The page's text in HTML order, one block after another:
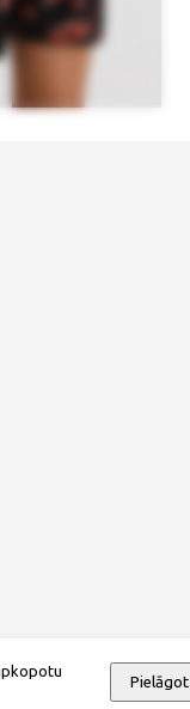
Pielāgot